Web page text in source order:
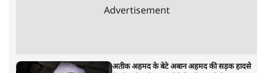
29 JAN, 2026